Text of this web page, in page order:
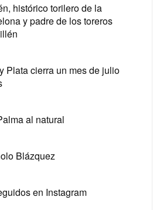
histórico torilero de la
y padre de los toreros
Plata cierra un mes de julio
al natural
Blázquez
en Instagram